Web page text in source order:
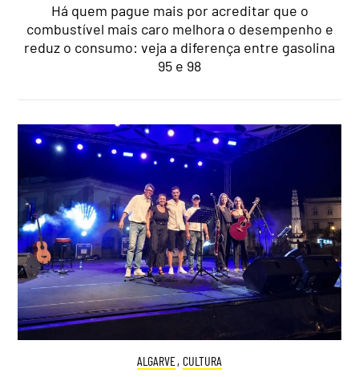
Há quem pague mais por acreditar que o
combustível mais caro melhora o desempenho e
reduz o consumo: veja a diferença entre gasolina
95 e 98
ALGARVE, CULTURA